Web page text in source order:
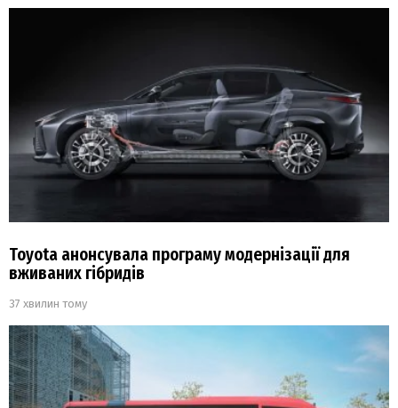
Toyota анонсувала програму модернізації для
вживаних гібридів
37 хвилин тому